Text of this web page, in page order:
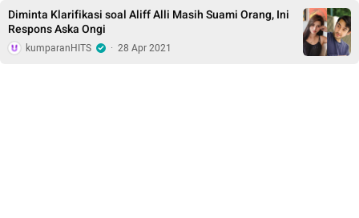
Diminta Klarifikasi soal Aliff Alli Masih Suami Orang, Ini
Respons Aska Ongi
kumparanHITS · 28 Apr 2021